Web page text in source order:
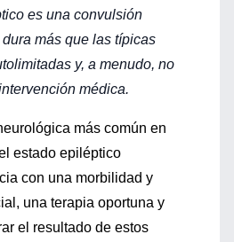
es una convulsión
más que las típicas
y, a menudo, no
médica.
más común en
estado epiléptico
con una morbilidad y
una terapia oportuna y
el resultado de estos